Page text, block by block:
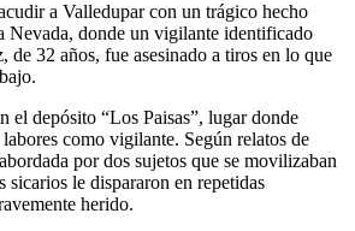
a Valledupar con un trágico hecho
Nevada, donde un vigilante identificado
de 32 años, fue asesinado a tiros en lo que
el depósito “Los Paisas”, lugar donde
como vigilante. Según relatos de
por dos sujetos que se movilizaban
sicarios le dispararon en repetidas
herido.